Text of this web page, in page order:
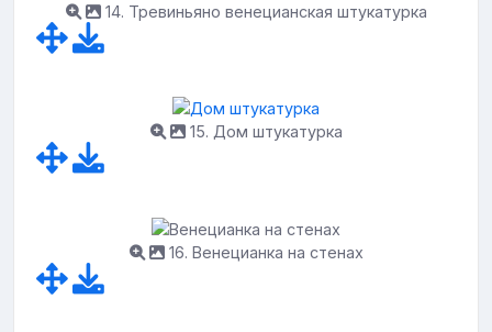
14. Тревиньяно венецианская штукатурка
15. Дом штукатурка
16. Венецианка на стенах